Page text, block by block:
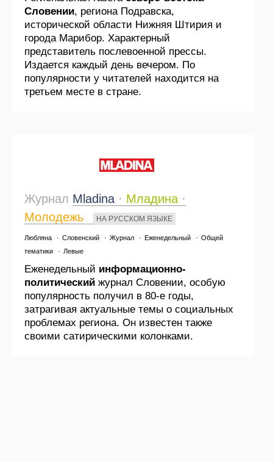
Словении, региона Подравска,
исторической области Нижняя Штирия и
города Марибор. Характерный
представитель послевоенной прессы.
Издается каждый день вечером. По
популярности у читателей находится на
третьем месте в стране.
Журнал Mladina · Младина ·
Молодежь
НА РУССКОМ ЯЗЫКЕ
Любляна · Словенский · Журнал · Еженедельный · Общей
тематики
· Левые
Еженедельный информационно-
политический журнал Словении, особую
популярность получил в 80-е годы,
затрагивая актуальные темы о социальных
проблемах региона. Он известен также
своими сатирическими колонками.